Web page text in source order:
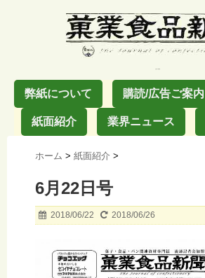
弊紙について 購読/広告ご案内
紙面紹介 業界ニュース
ホーム > 紙面紹介 >
6月22日号
2018/06/22 2018/06/26